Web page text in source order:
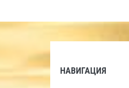
НАВИГАЦИЯ